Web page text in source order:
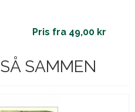
Pris fra 49,00 kr
SAMMEN